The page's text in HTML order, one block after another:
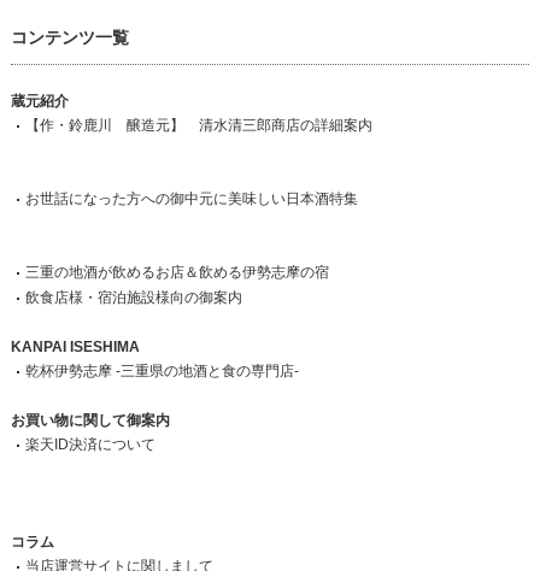
コンテンツ一覧
蔵元紹介
【作・鈴鹿川 醸造元】 清水清三郎商店の詳細案内
お世話になった方への御中元に美味しい日本酒特集
三重の地酒が飲めるお店＆飲める伊勢志摩の宿
飲食店様・宿泊施設様向の御案内
KANPAI ISESHIMA
乾杯伊勢志摩 -三重県の地酒と食の専門店-
お買い物に関して御案内
楽天ID決済について
コラム
当店運営サイトに関しまして